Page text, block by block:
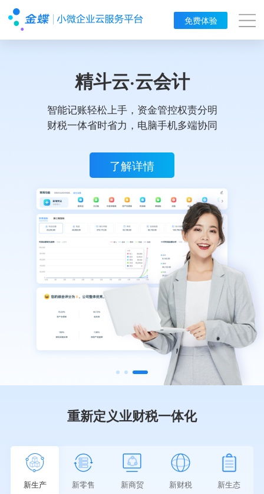
免费体验
金蝶云·星辰
客户经营数智化，线上线下一体化
产销协同一体化，财税管理智能化
了解详情
重新定义业财税一体化
新生产 新零售 新商贸 新财税 新生态